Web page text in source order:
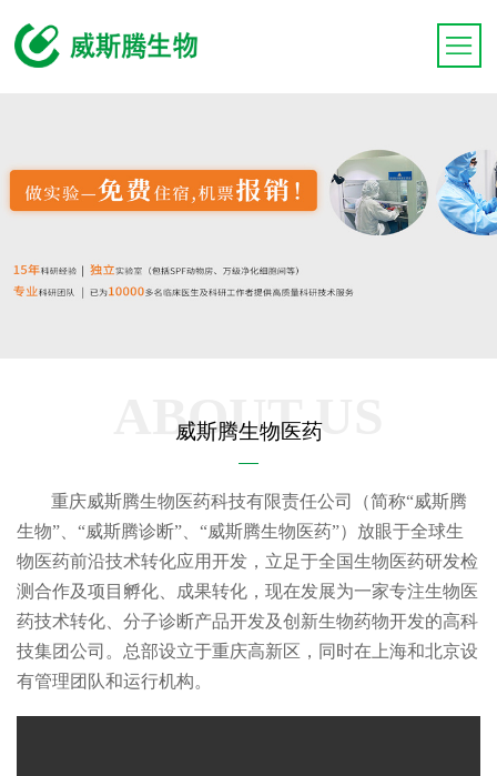
威斯腾生物医药
ABOUT US
重庆威斯腾生物医药科技有限责任公司（简称“威斯腾
生物”、“威斯腾诊断”、“威斯腾生物医药”）放眼于全球生
物医药前沿技术转化应用开发，立足于全国生物医药研发检
测合作及项目孵化、成果转化，现在发展为一家专注生物医
药技术转化、分子诊断产品开发及创新生物药物开发的高科
技集团公司。总部设立于重庆高新区，同时在上海和北京设
有管理团队和运行机构。